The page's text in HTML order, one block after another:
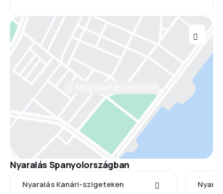
Nyaralás Spanyolországban
Nyaralás Kanári-szigeteken